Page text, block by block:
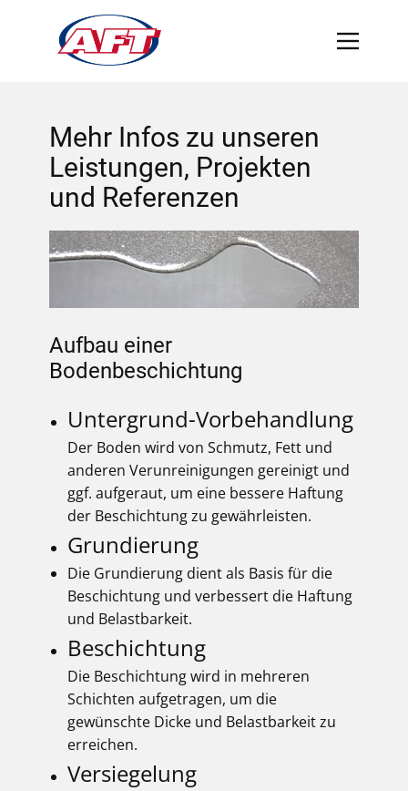
Mehr Infos zu unseren
Leistungen, Projekten
und Referenzen
Aufbau einer
Bodenbeschichtung
Untergrund-Vorbehandlung
Der Boden wird von Schmutz, Fett und
anderen Verunreinigungen gereinigt und
ggf. aufgeraut, um eine bessere Haftung
der Beschichtung zu gewährleisten.
Grundierung
Die Grundierung dient als Basis für die
Beschichtung und verbessert die Haftung
und Belastbarkeit.
Beschichtung
Die Beschichtung wird in mehreren
Schichten aufgetragen, um die
gewünschte Dicke und Belastbarkeit zu
erreichen.
Versiegelung